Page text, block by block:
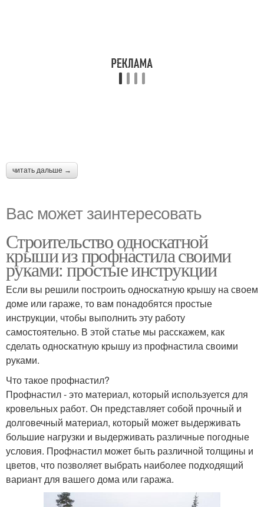
читать дальше →
Вас может заинтересовать
Строительство односкатной
крыши из профнастила своими
руками: простые инструкции
Если вы решили построить односкатную крышу на своем
доме или гараже, то вам понадобятся простые
инструкции, чтобы выполнить эту работу
самостоятельно. В этой статье мы расскажем, как
сделать односкатную крышу из профнастила своими
руками.
Что такое профнастил?
Профнастил - это материал, который используется для
кровельных работ. Он представляет собой прочный и
долговечный материал, который может выдерживать
большие нагрузки и выдерживать различные погодные
условия. Профнастил может быть различной толщины и
цветов, что позволяет выбрать наиболее подходящий
вариант для вашего дома или гаража.